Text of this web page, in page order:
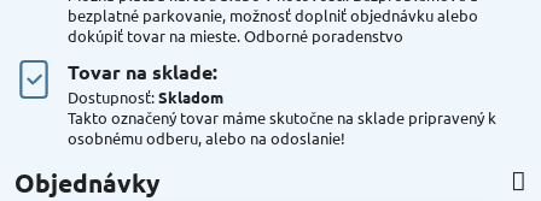
bezplatné parkovanie, možnosť doplniť objednávku alebo
dokúpiť tovar na mieste. Odborné poradenstvo
Tovar na sklade:
Dostupnosť:Skladom
Takto označený tovar máme skutočne na sklade pripravený k
osobnému odberu, alebo na odoslanie!
Objednávky